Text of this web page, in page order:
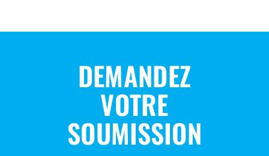
DEMANDEZ
VOTRE
SOUMISSION